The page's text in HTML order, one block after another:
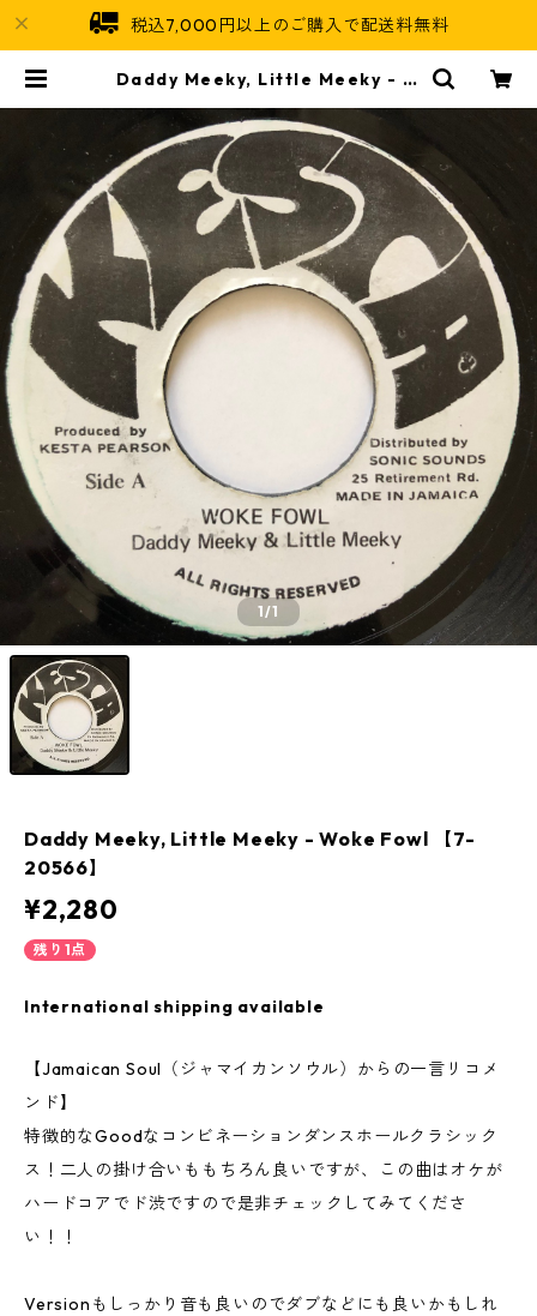
税込7,000円以上のご購入で配送料無料
Daddy Meeky, Little Meeky - W
an Soul
1/1
Daddy Meeky, Little Meeky - Woke Fowl 【7-
20566】
¥2,280
残り1点
International shipping available
【Jamaican Soul（ジャマイカンソウル）からの一言リコメ
ンド】
特徴的なGoodなコンビネーションダンスホールクラシック
ス！二人の掛け合いももちろん良いですが、この曲はオケが
ハードコアでド渋ですので是非チェックしてみてくださ
い！！
Versionもしっかり音も良いのでダブなどにも良いかもしれ